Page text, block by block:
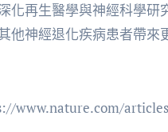
化再生醫學與神經科學
他神經退化疾病患者帶來
www.nature.com/